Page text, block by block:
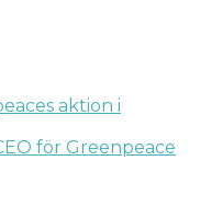
aktion i
för Greenpeace